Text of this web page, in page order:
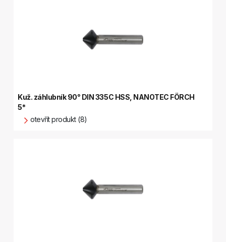
Kuž. záhlubník 90° DIN 335C HSS, NANOTEC FÖRCH
5*
otevřít produkt (8)